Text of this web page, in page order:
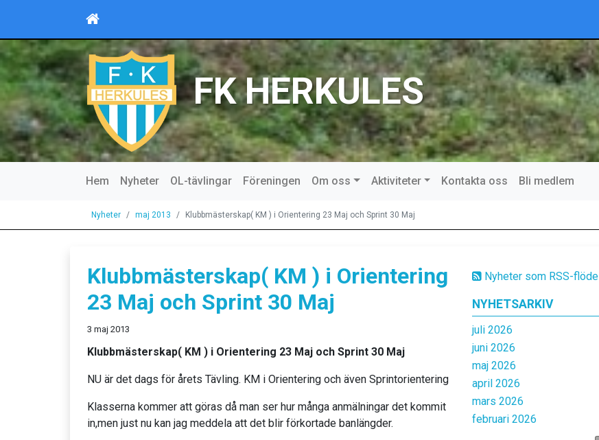
FK HERKULES
Hem Nyheter OL-tävlingar Föreningen Om oss Aktiviteter Kontakta oss Bli medlem
Nyheter maj 2013 Klubbmästerskap( KM ) i Orientering 23 Maj och Sprint 30 Maj
Nyheter som RSS-flöde
NYHETSARKIV
juli 2026
juni 2026
maj 2026
april 2026
mars 2026
februari 2026
Klubbmästerskap( KM ) i Orientering
23 Maj och Sprint 30 Maj
3 maj 2013
Klubbmästerskap( KM ) i Orientering 23 Maj och Sprint 30 Maj
NU är det dags för årets Tävling. KM i Orientering och även Sprintorientering
Klasserna kommer att göras då man ser hur många anmälningar det kommit
in,men just nu kan jag meddela att det blir förkortade banlängder.